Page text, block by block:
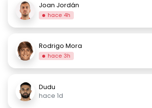
Joan Jordán
hace 4h
Rodrigo Mora
hace 3h
Dudu
hace 1d